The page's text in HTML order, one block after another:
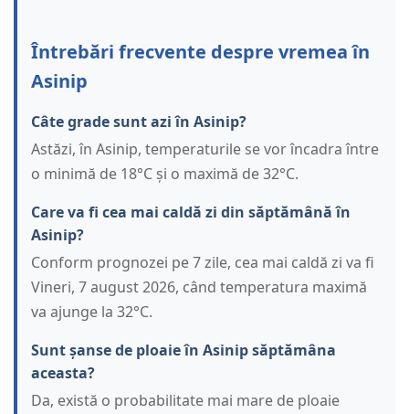
Întrebări frecvente despre vremea în
Asinip
Câte grade sunt azi în Asinip?
Astăzi, în Asinip, temperaturile se vor încadra între
o minimă de 18°C și o maximă de 32°C.
Care va fi cea mai caldă zi din săptămână în
Asinip?
Conform prognozei pe 7 zile, cea mai caldă zi va fi
Vineri, 7 august 2026, când temperatura maximă
va ajunge la 32°C.
Sunt șanse de ploaie în Asinip săptămâna
aceasta?
Da, există o probabilitate mai mare de ploaie